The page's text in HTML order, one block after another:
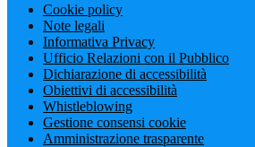
Cookie policy
Note legali
Informativa Privacy
Ufficio Relazioni con il Pubblico
Dichiarazione di accessibilità
Obiettivi di accessibilità
Whistleblowing
Gestione consensi cookie
Amministrazione trasparente